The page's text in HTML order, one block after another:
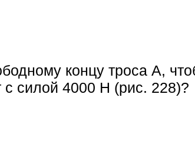
концу троса A,
силой 4000 Н (рис. 228)?